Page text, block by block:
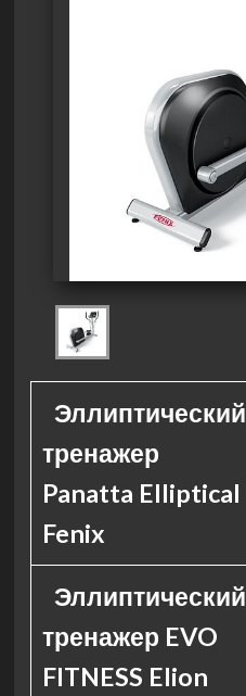
Эллиптический
тренажер
Panatta Elliptical
Fenix
Эллиптический
тренажер EVO
FITNESS Elion